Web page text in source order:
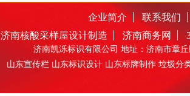
企业简介
联系我们
济南核酸采样屋设计制造 济南商务网
济南凯泺标识有限公司 地址：济南市章
山东宣传栏 山东标识设计 山东标牌制作 垃圾